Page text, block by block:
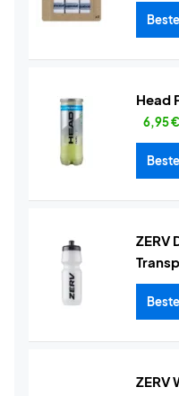
Head
6,95€
ZERV
ZERV